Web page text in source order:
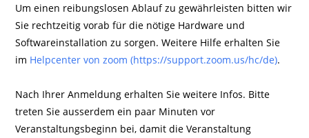
Um einen reibungslosen Ablauf zu gewährleisten bitten wir
Sie rechtzeitig vorab für die nötige Hardware und
Softwareinstallation zu sorgen. Weitere Hilfe erhalten Sie
im Helpcenter von zoom (https://support.zoom.us/hc/de).
Nach Ihrer Anmeldung erhalten Sie weitere Infos. Bitte
treten Sie ausserdem ein paar Minuten vor
Veranstaltungsbeginn bei, damit die Veranstaltung